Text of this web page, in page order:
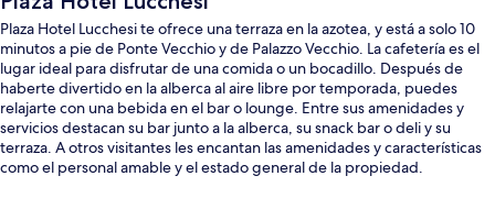
Plaza Hotel Lucchesi te ofrece una terraza en la azotea, y está a solo 10
minutos a pie de Ponte Vecchio y de Palazzo Vecchio. La cafetería es el
lugar ideal para disfrutar de una comida o un bocadillo. Después de
haberte divertido en la alberca al aire libre por temporada, puedes
relajarte con una bebida en el bar o lounge. Entre sus amenidades y
servicios destacan su bar junto a la alberca, su snack bar o deli y su
terraza. A otros visitantes les encantan las amenidades y características
como el personal amable y el estado general de la propiedad.